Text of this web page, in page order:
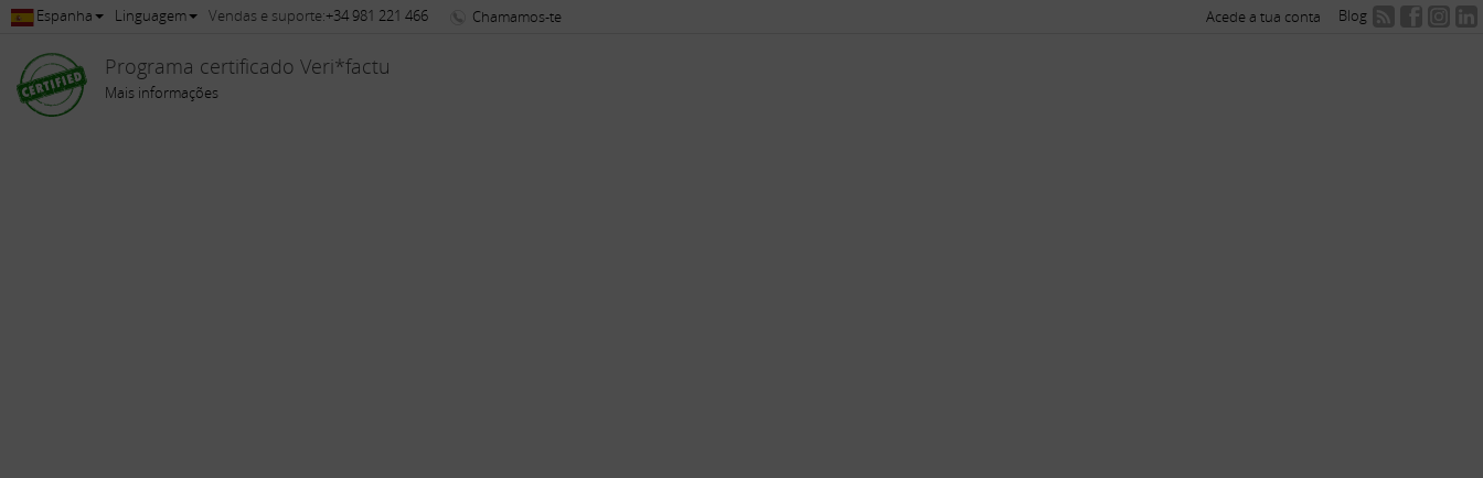
Espanha Linguagem Vendas e suporte:+34 981 221 466 Chamamos-te Acede a tua conta Blog
Programa certificado Veri*factu
Mais informações